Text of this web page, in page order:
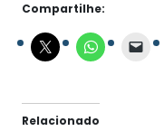
Compartilhe:
Relacionado